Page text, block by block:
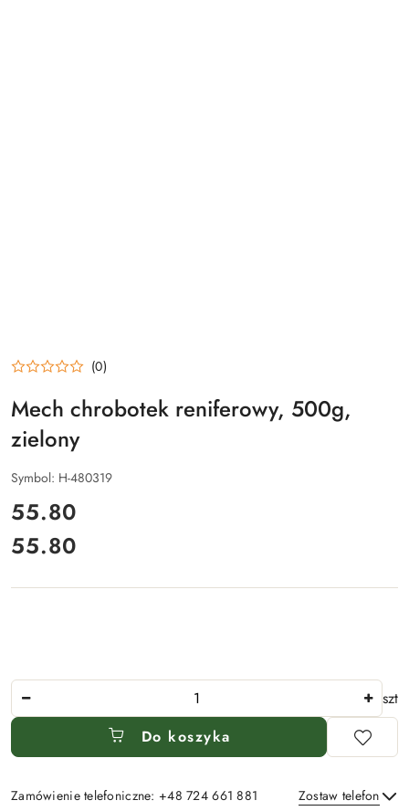
(0)
Mech chrobotek reniferowy, 500g,
zielony
Symbol: H-480319
cena:
55.80
Cena:
55.80
szt
Do koszyka
Zamówienie telefoniczne: +48 724 661 881 Zostaw telefon